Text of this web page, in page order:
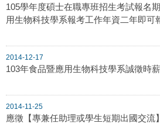
105學年度碩士在職專班招生考試報名
用生物科技學系報考工作年資二年即可
2014-12-17
103年食品暨應用生物科技學系誠徵時
2014-11-25
應徵【專兼任助理或學生短期出國交流